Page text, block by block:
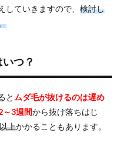
ていきますので、 検討し
つ？
と ムダ毛が抜けるのは遅め
～3週間から抜け落ちはじ
上かかることもあります。